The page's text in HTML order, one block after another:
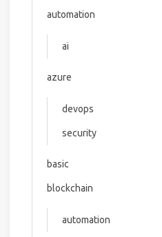
automation
ai
azure
devops
security
basic
blockchain
automation